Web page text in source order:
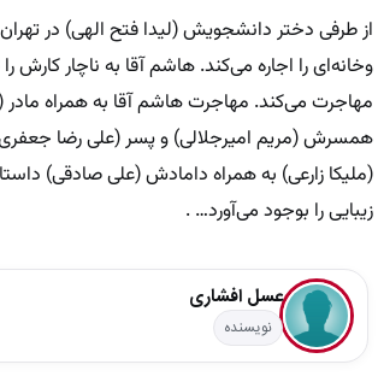
از طرفی دختر دانشجویش (لیدا فتح الهی) در
وخانه‌ای را اجاره می‌کند. هاشم آقا به ناچار کارش
مهاجرت می‌کند. مهاجرت هاشم آقا به همراه
همسرش (مریم امیرجلالی) و پسر (علی رضا
(ملیکا زارعی) به همراه دامادش (علی صادقی)
زیبایی را بوجود می‌آورد… .
عسل افشاری
نویسنده